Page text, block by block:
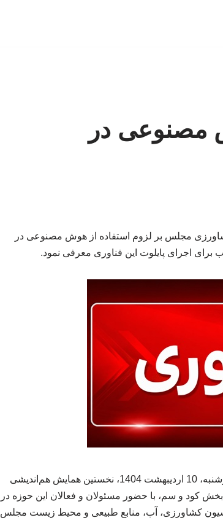
مصنوعی در
مجلس بر لزوم استفاده از هوش مصنوعی در
اجرای پایلوت این فناوری معرفی نمود.
فارس، پیشتاز اجرای هوش مصنوعی در کشاورزی در روز چهارشنبه، 10 اردیبهشت 1404، نخستین همایش هم‌اندیشی
بخش کود و سم، با حضور مسئولان و فعالان این حوزه در
کشاورزی، آب، منابع طبیعی و محیط زیست مجلس